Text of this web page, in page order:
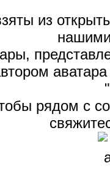
из
рядом с